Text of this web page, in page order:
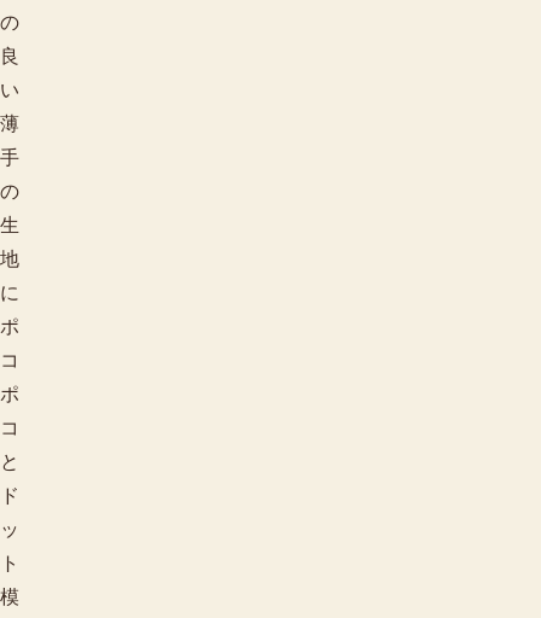
の
良
い
薄
手
の
生
地
に
ポ
コ
ポ
コ
と
ド
ッ
ト
模